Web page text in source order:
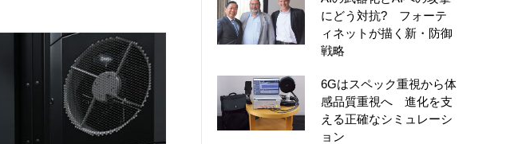
にどう対抗? フォーテ
ィネットが描く新・防御
戦略
6Gはスペック重視から体
感品質重視へ 進化を支
える正確なシミュレーシ
ョン